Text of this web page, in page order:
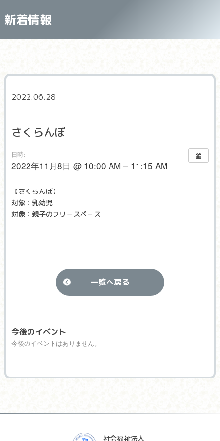
新着情報
2022.06.28
さくらんぼ
日時:
2022年11月8日 @ 10:00 AM – 11:15 AM
【さくらんぼ】
対象：乳幼児
対象：親子のフリ－スペ－ス
今後のイベント
今後のイベントはありません。
一覧へ戻る
社会福祉法人